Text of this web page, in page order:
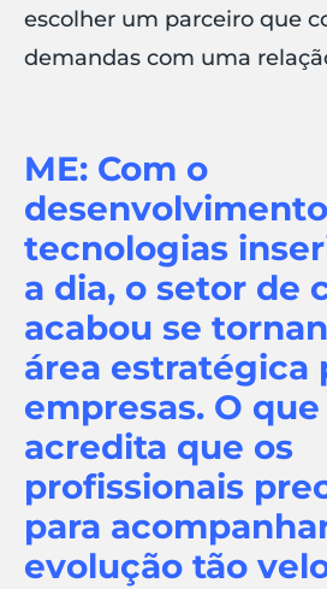
escolher um parceiro que
demandas com uma
ME: Com o
tecnologias
a dia, o setor de
acabou se
área estratégica
empresas. O
acredita que os
profissionais
para
evolução tão